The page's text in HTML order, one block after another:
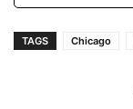
TAGS Chicago